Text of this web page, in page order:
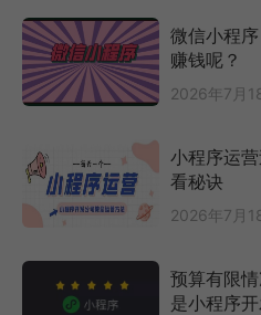
微信小程
赚钱呢？
2026年7月
小程序运
看秘诀
2026年7月
预算有限
是小程序开